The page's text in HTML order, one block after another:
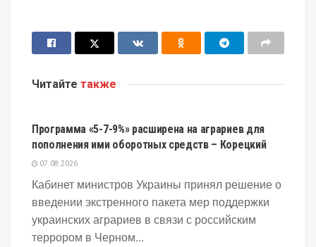
Читайте также
Программа «5-7-9%» расширена на аграриев для
пополнения ими оборотных средств – Корецкий
07.08.2026
Кабинет министров Украины принял решение о
введении экстренного пакета мер поддержки
украинских аграриев в связи с российским
террором в Черном...